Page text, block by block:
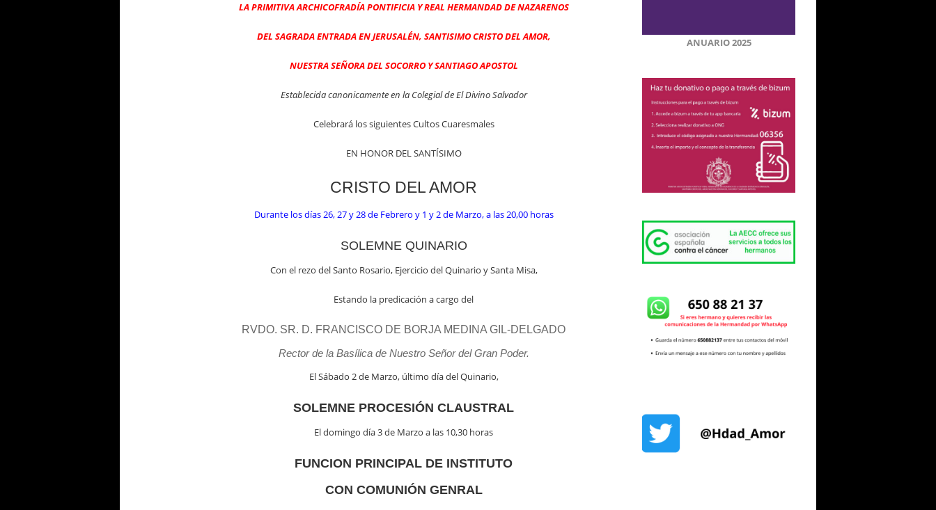
LA PRIMITIVA ARCHICOFRADÍA PONTIFICIA Y REAL HERMANDAD DE NAZARENOS
DEL SAGRADA ENTRADA EN JERUSALÉN, SANTISIMO CRISTO DEL AMOR,
NUESTRA SEÑORA DEL SOCORRO Y SANTIAGO APOSTOL
Establecida canonicamente en la Colegial de El Divino Salvador
Celebrará los siguientes Cultos Cuaresmales
EN HONOR DEL SANTÍSIMO
CRISTO DEL AMOR
Durante los días 26, 27 y 28 de Febrero y 1 y 2 de Marzo, a las 20,00 horas
SOLEMNE QUINARIO
Con el rezo del Santo Rosario, Ejercicio del Quinario y Santa Misa,
Estando la predicación a cargo del
RVDO. SR. D. FRANCISCO DE BORJA MEDINA GIL-DELGADO
Rector de la Basílica de Nuestro Señor del Gran Poder.
El Sábado 2 de Marzo, último día del Quinario,
SOLEMNE PROCESIÓN CLAUSTRAL
El domingo día 3 de Marzo a las 10,30 horas
FUNCION PRINCIPAL DE INSTITUTO
CON COMUNIÓN GENRAL
ANUARIO 2025